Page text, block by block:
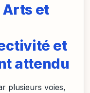
et
et
attendu
plusieurs voies,